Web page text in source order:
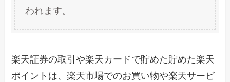
われます。
楽天証券の取引や楽天カードで貯めた貯めた楽天
ポイントは、楽天市場でのお買い物や楽天サービ